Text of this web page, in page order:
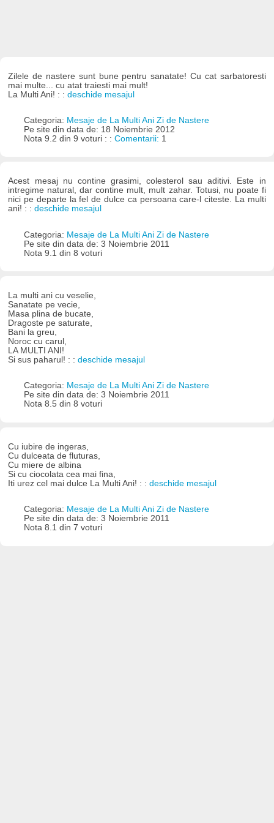
Zilele de nastere sunt bune pentru sanatate! Cu cat sarbatoresti
mai multe... cu atat traiesti mai mult!
La Multi Ani! : :deschide mesajul
Categoria: Mesaje de La Multi Ani Zi de Nastere
Pe site din data de: 18 Noiembrie 2012
Nota 9.2 din 9 voturi : : Comentarii: 1
Acest mesaj nu contine grasimi, colesterol sau aditivi. Este in
intregime natural, dar contine mult, mult zahar. Totusi, nu poate fi
nici pe departe la fel de dulce ca persoana care-l citeste. La multi
ani! : :deschide mesajul
Categoria: Mesaje de La Multi Ani Zi de Nastere
Pe site din data de: 3 Noiembrie 2011
Nota 9.1 din 8 voturi
La multi ani cu veselie,
Sanatate pe vecie,
Masa plina de bucate,
Dragoste pe saturate,
Bani la greu,
Noroc cu carul,
LA MULTI ANI!
Si sus paharul! : :deschide mesajul
Categoria: Mesaje de La Multi Ani Zi de Nastere
Pe site din data de: 3 Noiembrie 2011
Nota 8.5 din 8 voturi
Cu iubire de ingeras,
Cu dulceata de fluturas,
Cu miere de albina
Si cu ciocolata cea mai fina,
Iti urez cel mai dulce La Multi Ani! : :deschide mesajul
Categoria: Mesaje de La Multi Ani Zi de Nastere
Pe site din data de: 3 Noiembrie 2011
Nota 8.1 din 7 voturi